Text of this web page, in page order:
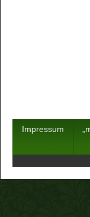
Impressum